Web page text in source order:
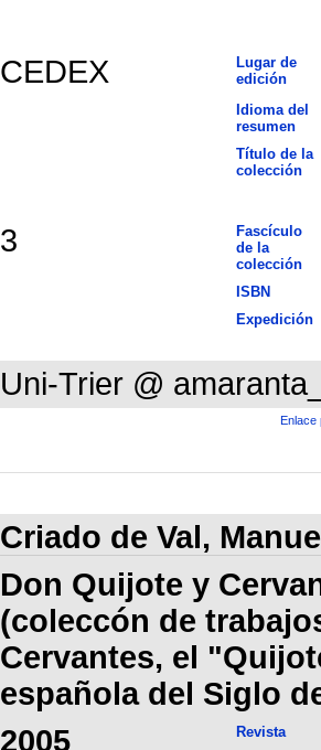
CEDEX
Lugar de
edición
Idioma del
resumen
Título de la
colección
3
Fascículo
de la
colección
ISBN
Expedición
Uni-Trier @
Enlace
Criado de Val,
Don Quijote y
(coleccón de
Cervantes, el
española del Siglo
2005 Revista